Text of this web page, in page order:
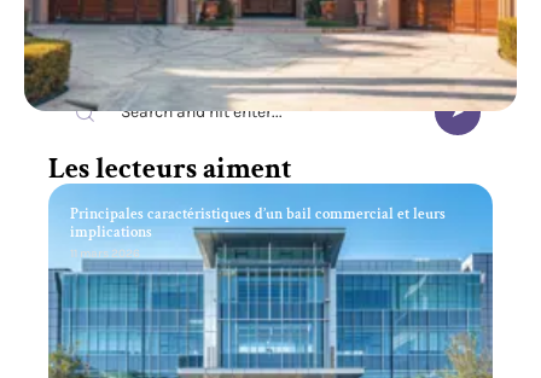
Recherche
Les lecteurs aiment
Principales caractéristiques d’un bail commercial et leurs
implications
11 mars 2026